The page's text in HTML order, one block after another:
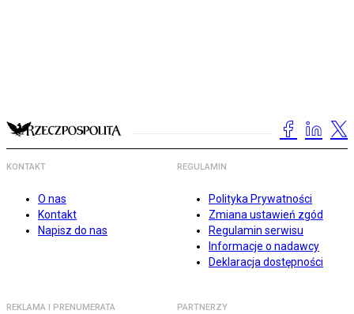
KONTAKT
O nas
Kontakt
Napisz do nas
REGULAMIN
Polityka Prywatności
Zmiana ustawień zgód
Regulamin serwisu
Informacje o nadawcy
Deklaracja dostępności
REKLAMA I PRENUMERATA PARTNERZY